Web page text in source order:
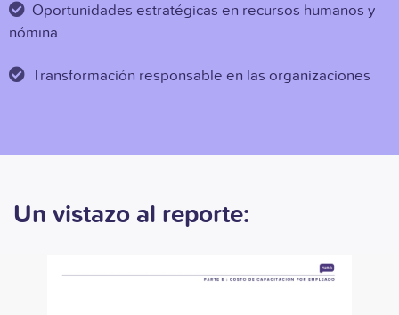
Oportunidades estratégicas en recursos humanos y
nómina
Transformación responsable en las organizaciones
Un vistazo al reporte: